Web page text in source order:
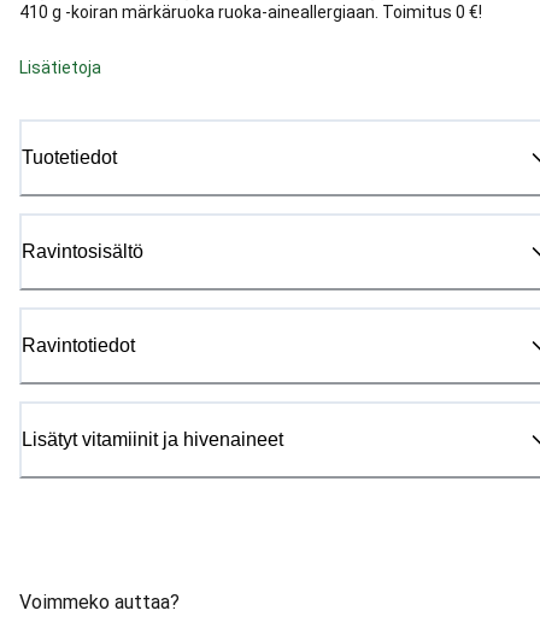
410 g -koiran märkäruoka ruoka-aineallergiaan. Toimitus 0 €!
Lisätietoja
Tuotetiedot
Ravintosisältö
Ravintotiedot
Lisätyt vitamiinit ja hivenaineet
Voimmeko auttaa?